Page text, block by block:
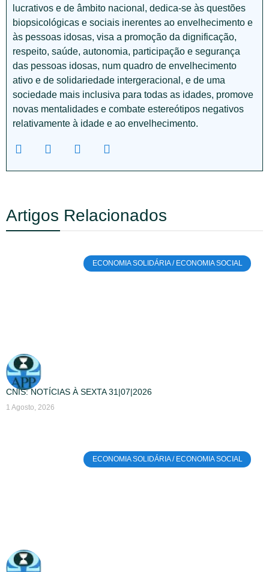
lucrativos e de âmbito nacional, dedica-se às questões
biopsicológicas e sociais inerentes ao envelhecimento e
às pessoas idosas, visa a promoção da dignificação,
respeito, saúde, autonomia, participação e segurança
das pessoas idosas, num quadro de envelhecimento
ativo e de solidariedade intergeracional, e de uma
sociedade mais inclusiva para todas as idades, promove
novas mentalidades e combate estereótipos negativos
relativamente à idade e ao envelhecimento.
Artigos Relacionados
ECONOMIA SOLIDÁRIA / ECONOMIA SOCIAL
CNIS: NOTÍCIAS À SEXTA 31|07|2026
1 Agosto, 2026
ECONOMIA SOLIDÁRIA / ECONOMIA SOCIAL